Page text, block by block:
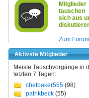
Mitglieder
tauschen
sich aus
Zum
Aktivste Mitglieder
Meiste Tauschvorgänge in
letzten 7 Tagen:
chetbaker555 (98)
patrikbeck (55)